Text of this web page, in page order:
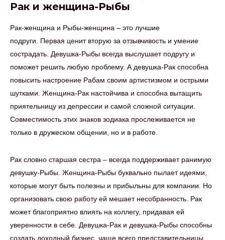
Рак и женщина-Рыбы
Рак-женщина и Рыбы-женщина – это лучшие
подруги. Первая ценит вторую за отзывчивость и умение
сострадать. Девушка-Рыбы всегда выслушает подругу и
поможет решить любую проблему. А девушка-Рак способна
повысить настроение Рабам своим артистизмом и острыми
шутками. Женщина-Рак настойчива и способна вытащить
приятельницу из депрессии и самой сложной ситуации.
Совместимость этих знаков зодиака прослеживается не
только в дружеском общении, но и в работе.
Рак словно старшая сестра – всегда поддерживает ранимую
девушку-Рыбы. Женщина-Рыбы буквально пылает идеями,
которые могут быть полезны и прибыльны для компании. Но
организовать свою работу ей мешает несобранность. Рак
может благоприятно влиять на коллегу, придавая ей
уверенности в себе. Девушка-Рак и девушка-Рыбы способны
создать доходный бизнес, чаще всего представительницы